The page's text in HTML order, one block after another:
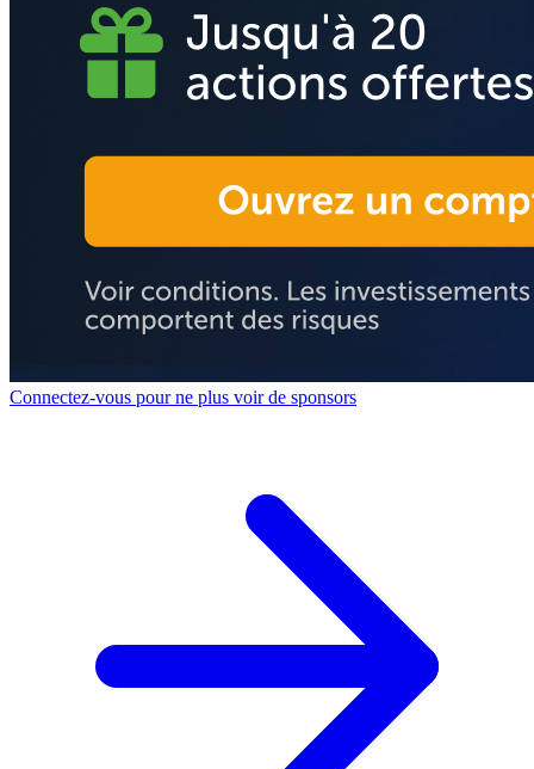
Connectez-vous pour ne plus voir de sponsors